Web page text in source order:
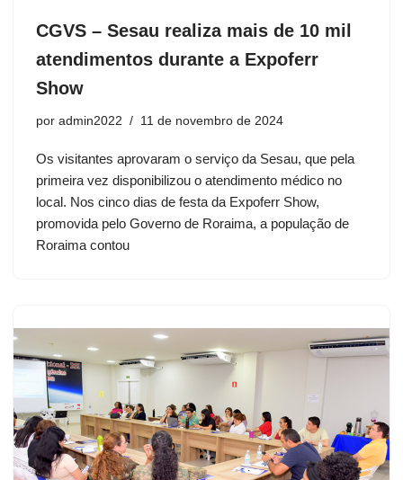
CGVS – Sesau realiza mais de 10 mil
atendimentos durante a Expoferr
Show
por admin2022 11 de novembro de 2024
Os visitantes aprovaram o serviço da Sesau, que pela
primeira vez disponibilizou o atendimento médico no
local. Nos cinco dias de festa da Expoferr Show,
promovida pelo Governo de Roraima, a população de
Roraima contou